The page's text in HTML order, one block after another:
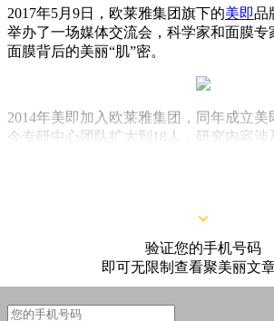
2017年5月9日，欧莱雅集团旗下的美即品
举办了一场媒体交流会，科学家和面膜专
面膜背后的美丽“肌”密。
2014年美即加入欧莱雅集团，同年成立
今专研中心团队扩大到18人，研究内容涉
验证您的手机号码
即可无限制查看聚美丽文